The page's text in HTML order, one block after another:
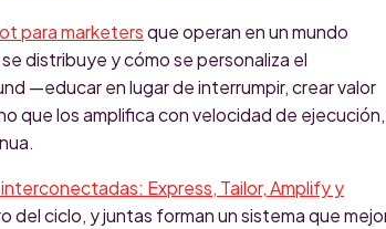
para marketersque operan en un mundo
distribuye y cómo se personaliza el
—educar en lugar de interrumpir, crear valor
que los amplifica con velocidad de ejecución,
Express, Tailor, Amplify y
del ciclo, y juntas forman un sistema que